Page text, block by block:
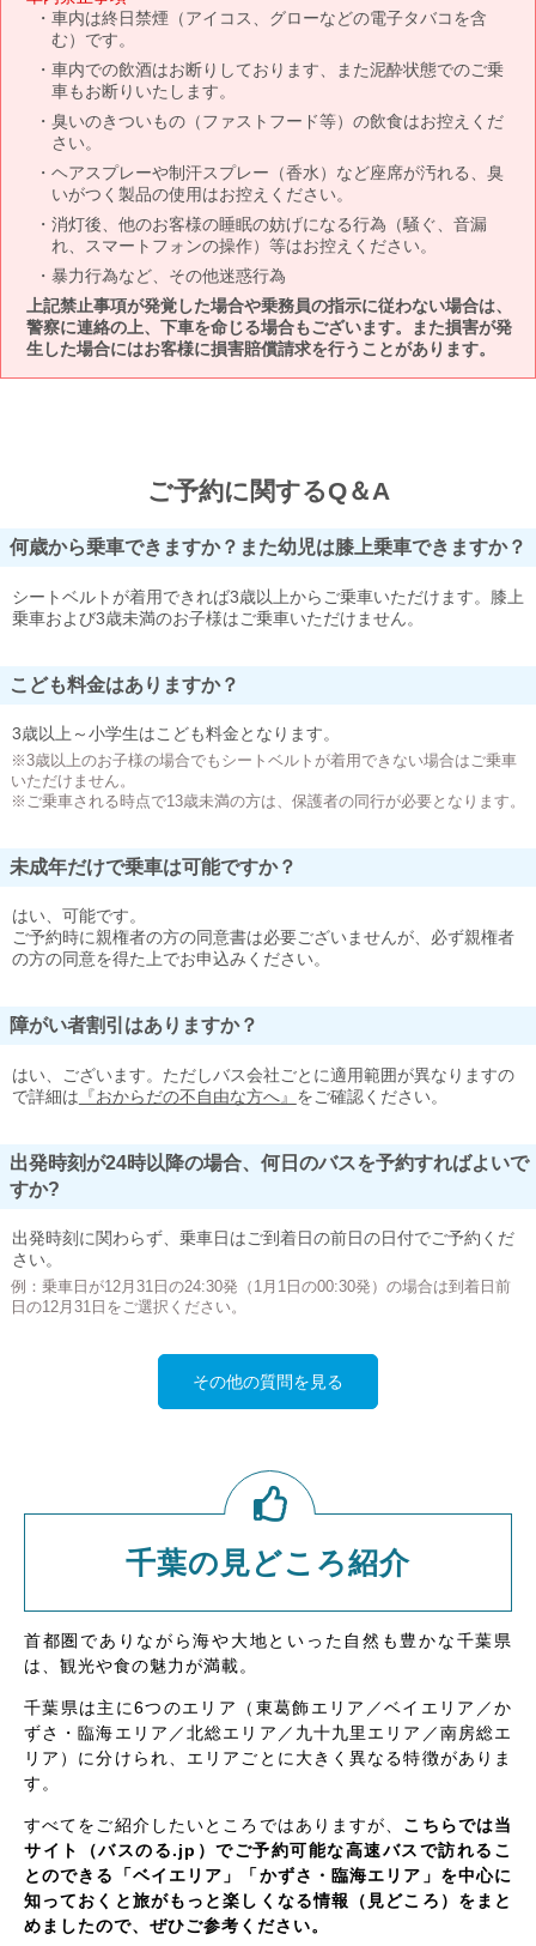
車内は終日禁煙（アイコス、グローなどの電子タバコを含
む）です。
車内での飲酒はお断りしております、また泥酔状態でのご乗
車もお断りいたします。
臭いのきついもの（ファストフード等）の飲食はお控えくだ
さい。
ヘアスプレーや制汗スプレー（香水）など座席が汚れる、臭
いがつく製品の使用はお控えください。
消灯後、他のお客様の睡眠の妨げになる行為（騒ぐ、音漏
れ、スマートフォンの操作）等はお控えください。
暴力行為など、その他迷惑行為
上記禁止事項が発覚した場合や乗務員の指示に従わない場合は、
警察に連絡の上、下車を命じる場合もございます。また損害が発
生した場合にはお客様に損害賠償請求を行うことがあります。
ご予約に関するQ＆A
何歳から乗車できますか？また幼児は膝上乗車できますか？
シートベルトが着用できれば3歳以上からご乗車いただけます。膝上
乗車および3歳未満のお子様はご乗車いただけません。
こども料金はありますか？
3歳以上～小学生はこども料金となります。
※3歳以上のお子様の場合でもシートベルトが着用できない場合はご乗車
いただけません。
※ご乗車される時点で13歳未満の方は、保護者の同行が必要となります。
未成年だけで乗車は可能ですか？
はい、可能です。
ご予約時に親権者の方の同意書は必要ございませんが、必ず親権者
の方の同意を得た上でお申込みください。
障がい者割引はありますか？
はい、ございます。ただしバス会社ごとに適用範囲が異なりますの
で詳細は 『おからだの不自由な方へ』 をご確認ください。
出発時刻が24時以降の場合、何日のバスを予約すればよいで
すか?
出発時刻に関わらず、乗車日はご到着日の前日の日付でご予約くだ
さい。
例：乗車日が12月31日の24:30発（1月1日の00:30発）の場合は到着日前
日の12月31日をご選択ください。
その他の質問を見る
千葉の見どころ紹介
首都圏でありながら海や大地といった自然も豊かな千葉県
は、観光や食の魅力が満載。
千葉県は主に6つのエリア（東葛飾エリア／ベイエリア／か
ずさ・臨海エリア／北総エリア／九十九里エリア／南房総エ
リア）に分けられ、エリアごとに大きく異なる特徴がありま
す。
すべてをご紹介したいところではありますが、 こちらでは当
サイト（バスのる.jp）でご予約可能な高速バスで訪れるこ
とのできる「ベイエリア」「かずさ・臨海エリア」を中心に
知っておくと旅がもっと楽しくなる情報（見どころ）をまと
めましたので、ぜひご参考ください。